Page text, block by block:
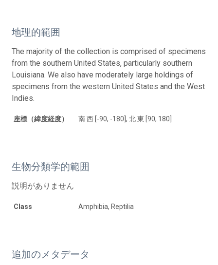
地理的範囲
The majority of the collection is comprised of specimens
from the southern United States, particularly southern
Louisiana. We also have moderately large holdings of
specimens from the western United States and the West
Indies.
座標（緯度経度） 南 西 [-90, -180], 北 東 [90, 180]
生物分類学的範囲
説明がありません
Class Amphibia, Reptilia
追加のメタデータ